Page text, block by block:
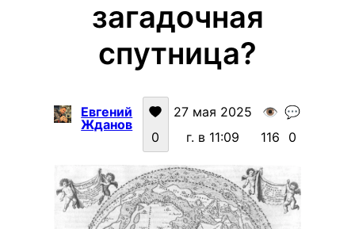
загадочная
спутница?
Евгений
Жданов
0
27 мая 2025
г. в 11:09
👁️
116
💬
0